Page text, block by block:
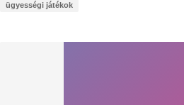
ügyességi játékok